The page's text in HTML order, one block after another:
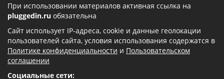
При использовании материалов активная ссылка на
pluggedin.ru обязательна
Сайт использует IP-адреса, cookie и данные геолокации
пользователей сайта, условия использования содержатся в
Политике конфиденциальности и Пользовательском
соглашении
Социальные сети: